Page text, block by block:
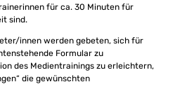
für ca. 30 Minuten für
sind.
innen werden gebeten, sich für
Formular zu
des Medientrainings zu erleichtern,
die gewünschten